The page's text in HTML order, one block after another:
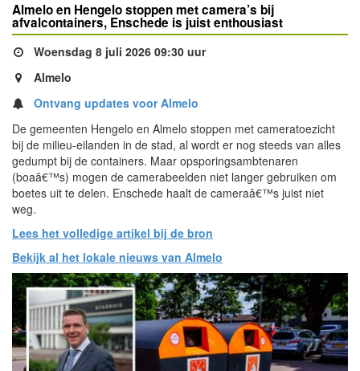
Almelo en Hengelo stoppen met camera’s bij
afvalcontainers, Enschede is juist enthousiast
Woensdag 8 juli 2026 09:30 uur
Almelo
Ontvang updates voor Almelo
De gemeenten Hengelo en Almelo stoppen met cameratoezicht
bij de milieu-eilanden in de stad, al wordt er nog steeds van alles
gedumpt bij de containers. Maar opsporingsambtenaren
(boaâ€™s) mogen de camerabeelden niet langer gebruiken om
boetes uit te delen. Enschede haalt de cameraâ€™s juist niet
weg.
Lees het volledige artikel bij de bron
Bekijk al het lokale nieuws van Almelo